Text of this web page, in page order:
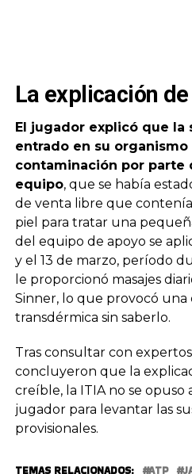
La explicación
El jugador explicó que la
entrado en su
contaminación por parte
equipo, que se había
de venta libre que
piel para tratar una
del equipo de apoyo se
y el 13 de marzo, período
le proporcionó masajes
Sinner, lo que provocó una
transdérmica sin saberlo.
Tras consultar con
concluyeron que la
creíble, la ITIA no se opuso
jugador para levantar las
provisionales.
TEMAS RELACIONADOS: ATP